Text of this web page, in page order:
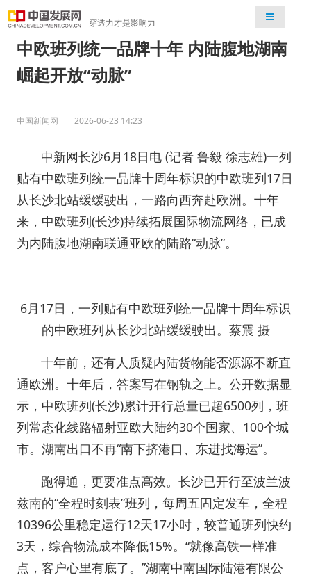
穿透力才是影响力
检索
中欧班列统一品牌十年 内陆腹地湖南
崛起开放“动脉”
中国新闻网 2026-06-23 14:23
中新网长沙6月18日电 (记者 鲁毅 徐志雄)一列
贴有中欧班列统一品牌十周年标识的中欧班列17日
从长沙北站缓缓驶出，一路向西奔赴欧洲。十年
来，中欧班列(长沙)持续拓展国际物流网络，已成
为内陆腹地湖南联通亚欧的陆路“动脉”。
6月17日，一列贴有中欧班列统一品牌十周年标识
的中欧班列从长沙北站缓缓驶出。蔡震 摄
十年前，还有人质疑内陆货物能否源源不断直
通欧洲。十年后，答案写在钢轨之上。公开数据显
示，中欧班列(长沙)累计开行总量已超6500列，班
列常态化线路辐射亚欧大陆约30个国家、100个城
市。湖南出口不再“南下挤港口、东进找海运”。
跑得通，更要准点高效。长沙已开行至波兰波
兹南的“全程时刻表”班列，每周五固定发车，全程
10396公里稳定运行12天17小时，较普通班列快约
3天，综合物流成本降低15%。“就像高铁一样准
点，客户心里有底了。”湖南中南国际陆港有限公